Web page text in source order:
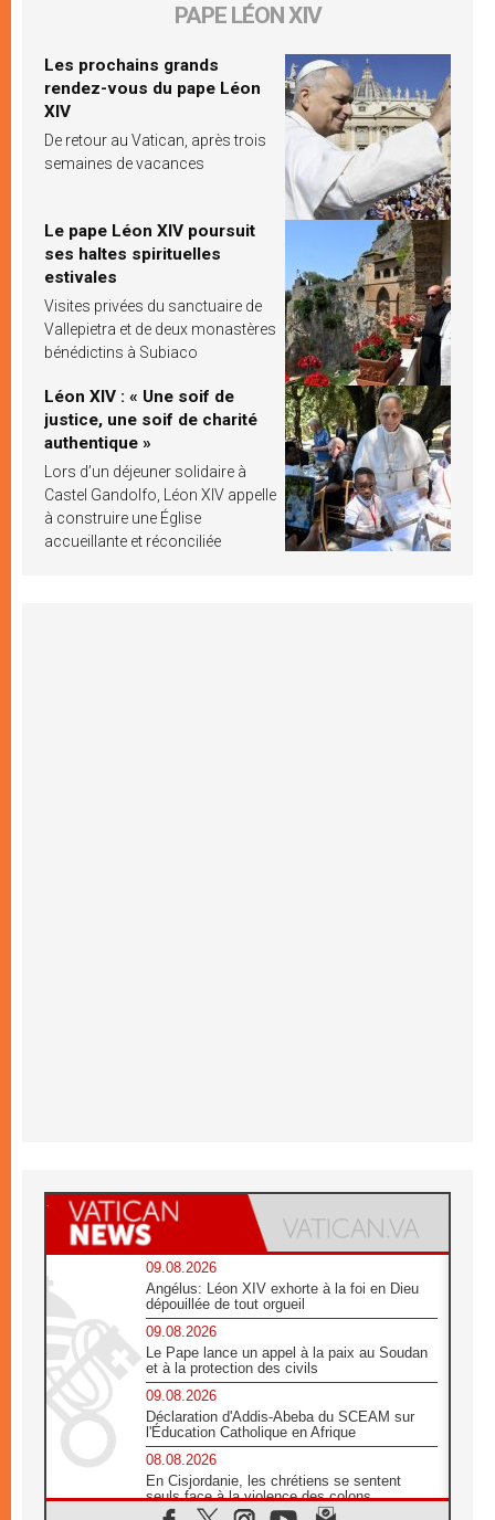
PAPE LÉON XIV
Les prochains grands
rendez-vous du pape Léon
XIV
De retour au Vatican, après trois
semaines de vacances
Le pape Léon XIV poursuit
ses haltes spirituelles
estivales
Visites privées du sanctuaire de
Vallepietra et de deux monastères
bénédictins à Subiaco
Léon XIV : « Une soif de
justice, une soif de charité
authentique »
Lors d’un déjeuner solidaire à
Castel Gandolfo, Léon XIV appelle
à construire une Église
accueillante et réconciliée
09.08.2026
Angélus: Léon XIV exhorte à la foi en Dieu
dépouillée de tout orgueil
09.08.2026
Le Pape lance un appel à la paix au Soudan
et à la protection des civils
09.08.2026
Déclaration d'Addis-Abeba du SCEAM sur
l'Éducation Catholique en Afrique
08.08.2026
En Cisjordanie, les chrétiens se sentent
seuls face à la violence des colons